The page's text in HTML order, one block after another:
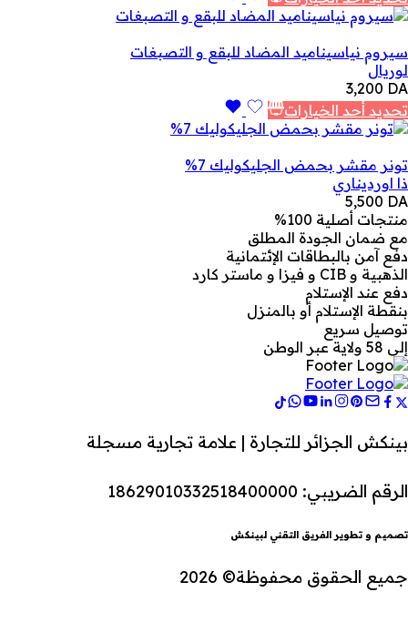
سيروم نياسيناميد المضاد للبقع و التصبغات
لوريال
3,200 DA
تحديد أحد الخيارات
تونر مقشر بحمض الجليكوليك 7%
ذا اورديناري
5,500 DA
منتجات أصلية 100%
مع ضمان الجودة المطلق
دفع آمن بالبطاقات الإئتمانية
الذهبية و CIB و فيزا و ماستر كارد
دفع عند الإستلام
بنقطة الإستلام أو بالمنزل
توصيل سريع
إلى 58 ولاية عبر الوطن
بينكش الجزائر للتجارة | علامة تجارية مسجلة
الرقم الضريبي: 18629010332518400000
تصميم و تطوير الفريق التقني لبينكش
جميع الحقوق محفوظة© 2026